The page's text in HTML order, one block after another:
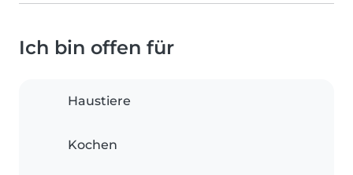
Ich bin offen für
Haustiere
Kochen